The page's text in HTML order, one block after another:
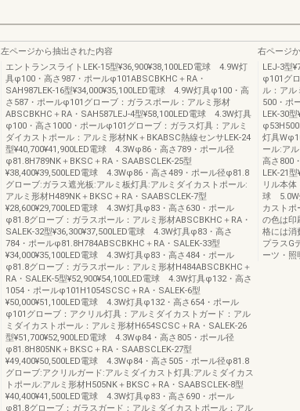
左ページから抽出された内容
エントランスライトLEK-15型¥36,900¥38,100LED電球 4.9W灯
具φ100・高さ987・ポールφ101ABSCBKHC＋RA・
SAH987LEK-16型¥34,000¥35,100LED電球 4.9W灯具φ100・高
さ587・ポールφ101グローブ：ガラスポール：アルミ形材
ABSCBKHC＋RA・SAH587LEJ-4型¥58,100LED電球 4.3W灯具
φ100・高さ1000・ポールφ101グローブ：ガラス灯具：アルミ
ダイカストポール：アルミ形材NK＋BKABSC熱線センサLEK-24
型¥40,700¥41,900LED電球 4.3Wφ86・高さ789・ポール径
φ81.8H789NK＋BKSC＋RA・SAABSCLEK-25型
¥38,400¥39,500LED電球 4.3Wφ86・高さ489・ポール径φ81.8
グローブ:ガラス遮光板:アルミ板灯具:アルミダイカストポール:
アルミ形材H489NK＋BKSC＋RA・SAABSCLEK-7型
¥28,600¥29,700LED電球 4.3W灯具φ83・高さ630・ポール
φ81.8グローブ：ガラスポール：アルミ形材ABSCBKHC＋RA・
SALEK-32型¥36,300¥37,500LED電球 4.3W灯具φ83・高さ
784・ポールφ81.8H784ABSCBKHC＋RA・SALEK-33型
¥34,000¥35,100LED電球 4.3W灯具φ83・高さ484・ポール
φ81.8グローブ：ガラスポール：アルミ形材H484ABSCBKHC＋
RA・SALEK-5型¥52,900¥54,100LED電球 4.3W灯具φ132・高さ
1054・ポールφ101H1054SCSC＋RA・SALEK-6型
¥50,000¥51,100LED電球 4.3W灯具φ132・高さ654・ポール
φ101グローブ：アクリル灯具：アルミダイカストガード：アル
ミダイカストポール：アルミ形材H654SCSC＋RA・SALEK-26
型¥51,700¥52,900LED電球 4.3Wφ84・高さ805・ポール径
φ81.8H805NK＋BKSC＋RA・SAABSCLEK-27型
¥49,400¥50,500LED電球 4.3Wφ84・高さ505・ポール径φ81.8
グローブ:アクリルガード:アルミダイカスト灯具:アルミダイカス
トポール:アルミ形材H505NK＋BKSC＋RA・SAABSCLEK-8型
¥40,400¥41,500LED電球 4.3W灯具φ83・高さ690・ポール
φ81.8グローブ：ガラスガード：アルミダイカストポール：アル
右ページ
LEJ-3型
φ101グ
ル：アル
500・ポ
LEK-30
灯具
ール:ア
高さ800
LEK-21
リル本体
球 5.0W
カスト
の色は印
格には消
プラスG
ーツ・照